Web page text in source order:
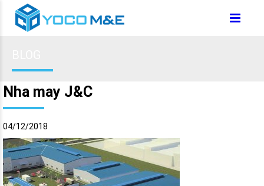
Nha may J&C
04/12/2018